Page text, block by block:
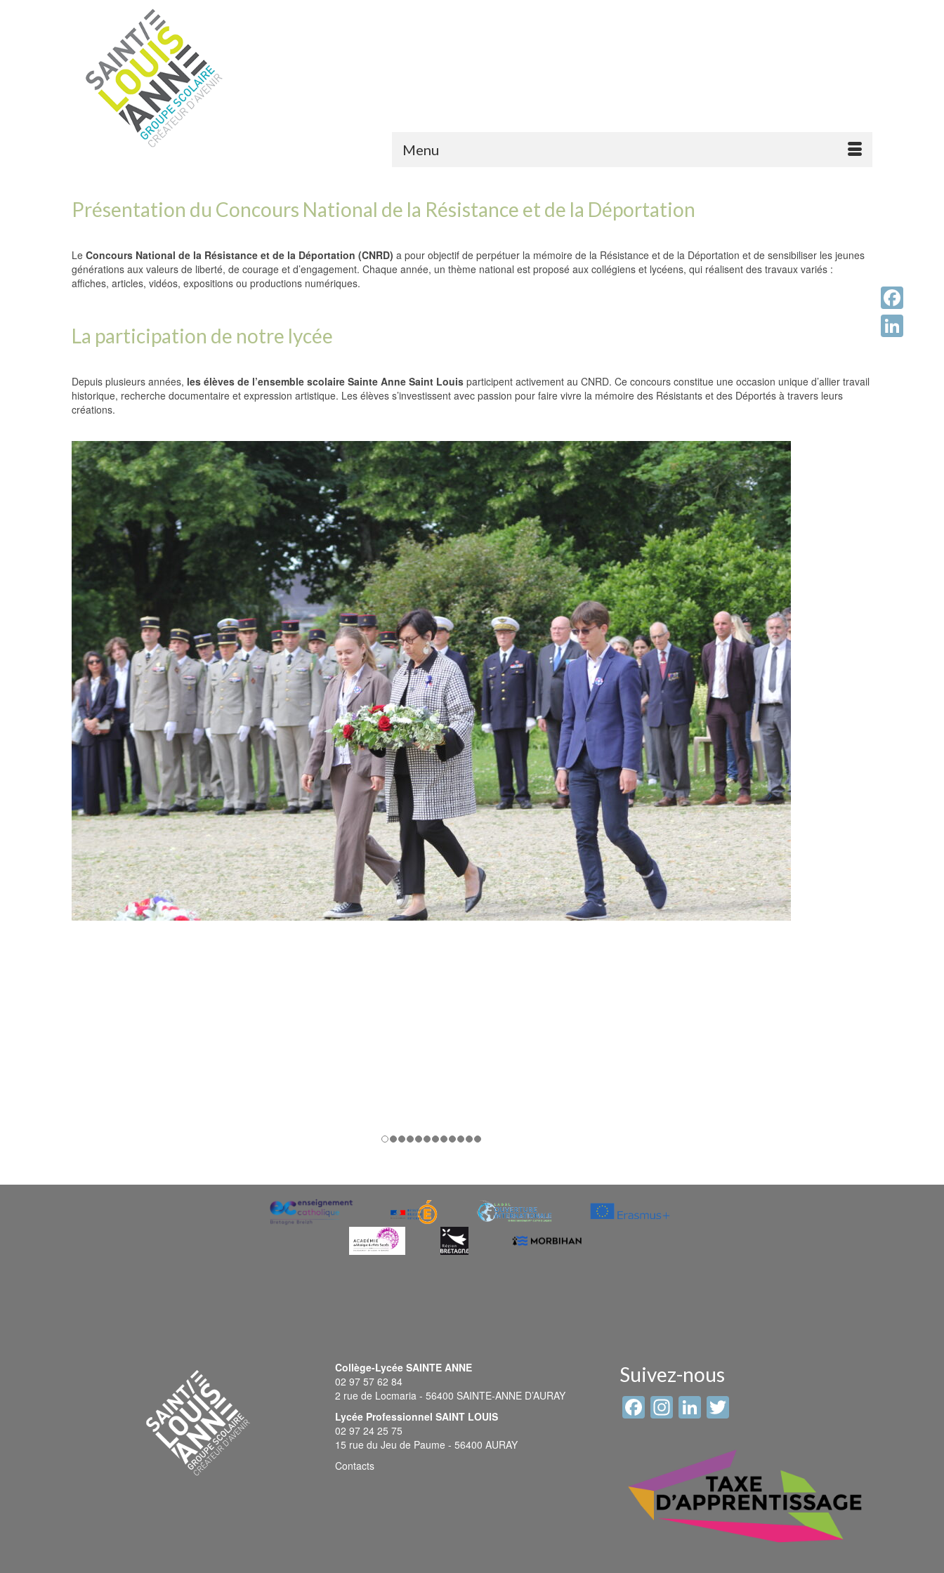
Menu
Présentation du Concours National de la Résistance et de la Déportation
Le Concours National de la Résistance et de la Déportation (CNRD) a pour objectif de perpétuer la mémoire de la Résistance et de la Déportation et de sensibiliser les jeunes
générations aux valeurs de liberté, de courage et d’engagement. Chaque année, un thème national est proposé aux collégiens et lycéens, qui réalisent des travaux variés :
affiches, articles, vidéos, expositions ou productions numériques.
La participation de notre lycée
Depuis plusieurs années, les élèves de l’ensemble scolaire Sainte Anne Saint Louis participent activement au CNRD. Ce concours constitue une occasion unique d’allier travail
historique, recherche documentaire et expression artistique. Les élèves s’investissent avec passion pour faire vivre la mémoire des Résistants et des Déportés à travers leurs
créations.
Collège-Lycée SAINTE ANNE
02 97 57 62 84
2 rue de Locmaria - 56400 SAINTE-ANNE D’AURAY
Lycée Professionnel SAINT LOUIS
02 97 24 25 75
15 rue du Jeu de Paume - 56400 AURAY
Contacts
Suivez-nous
Facebook
Instagram
LinkedIn
Facebook